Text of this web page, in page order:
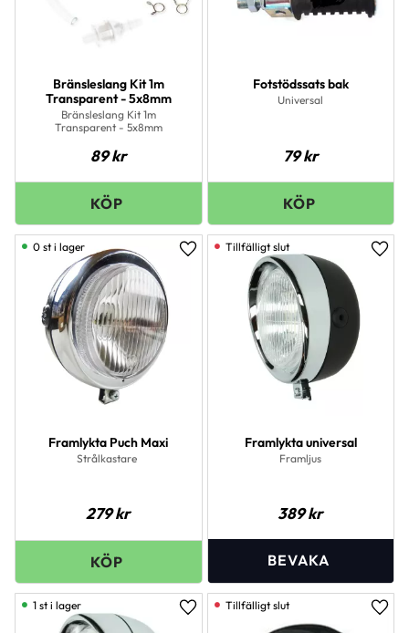
Bränsleslang Kit 1m
Transparent - 5x8mm
Bränsleslang Kit 1m
Transparent - 5x8mm
89kr
Fotstödssats bak
Universal
79kr
Framlykta Puch Maxi
Strålkastare
279kr
Lägg till i favoriter
0 st i lager
Framlykta universal
Framljus
389kr
Lägg till i favoriter
1 st i lager